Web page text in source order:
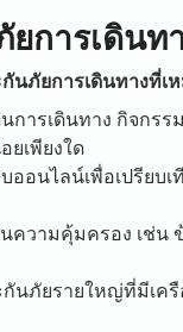
การเดินท
นภัยการเดินทางที่เ
การเดินทาง กิจกร
เพียงใด
บออนไลน์เพื่อเปรีย
นความคุ้มครอง เช่
นภัยรายใหญ่ที่มีเค